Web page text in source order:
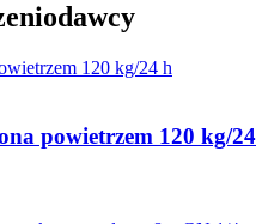
powietrzem 120 kg/24